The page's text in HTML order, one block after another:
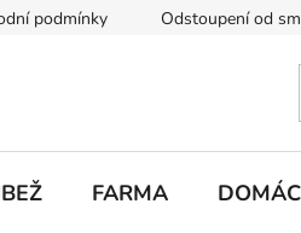
podmínky Odstoupení od
FARMA